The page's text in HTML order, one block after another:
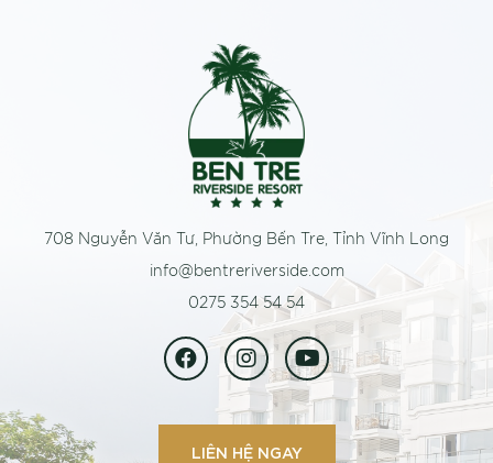
708 Nguyễn Văn Tư, Phường Bến Tre, Tỉnh Vĩnh Long
info@bentreriverside.com
0275 354 54 54
LIÊN HỆ NGAY